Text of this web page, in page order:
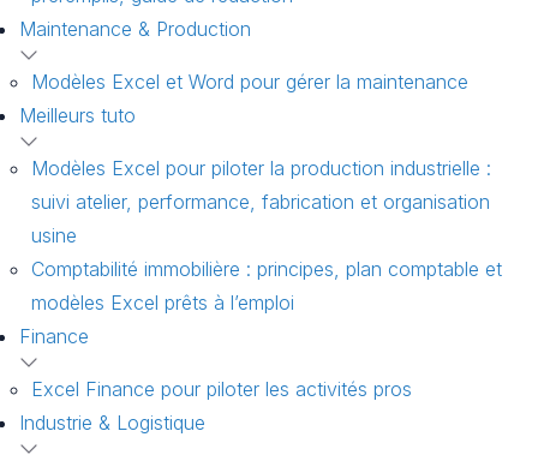
Maintenance & Production
Modèles Excel et Word pour gérer la maintenance
Meilleurs tuto
Modèles Excel pour piloter la production industrielle :
suivi atelier, performance, fabrication et organisation
usine
Comptabilité immobilière : principes, plan comptable et
modèles Excel prêts à l’emploi
Finance
Excel Finance pour piloter les activités pros
Industrie & Logistique